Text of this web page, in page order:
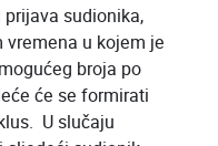
sudionika,
u kojem je
broja po
će se formirati
U slučaju